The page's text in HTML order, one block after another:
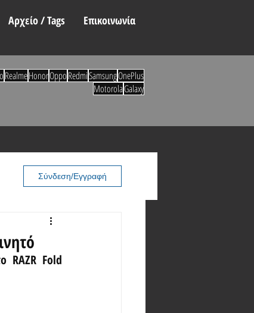
Αρχείο / Tags Επικοινωνία
Σύνδεση/Εγγραφή
RAZR Fold
RealmeHonorOppoRedmiSamsungOnePlus
MotorolaGalaxy